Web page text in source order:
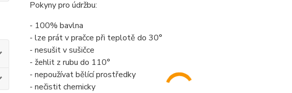
Pokyny pro údržbu:
- 100% bavlna
- lze prát v pračce při teplotě do 30°
- nesušit v sušičce
- žehlit z rubu do 110°
- nepoužívat bělící prostředky
- nečistit chemicky